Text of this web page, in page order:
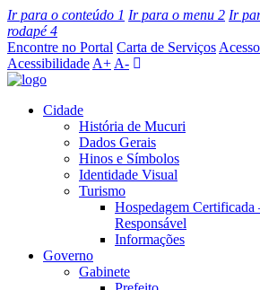
Ir para o conteúdo 1 Ir para o menu 2 Ir
rodapé4
Encontre no Portal Carta de Serviços
Acessibilidade A+ A-
Cidade
História de Mucuri
Dados Gerais
Hinos e Símbolos
Identidade Visual
Turismo
Hospedagem Certificada
Responsável
Informações
Governo
Gabinete